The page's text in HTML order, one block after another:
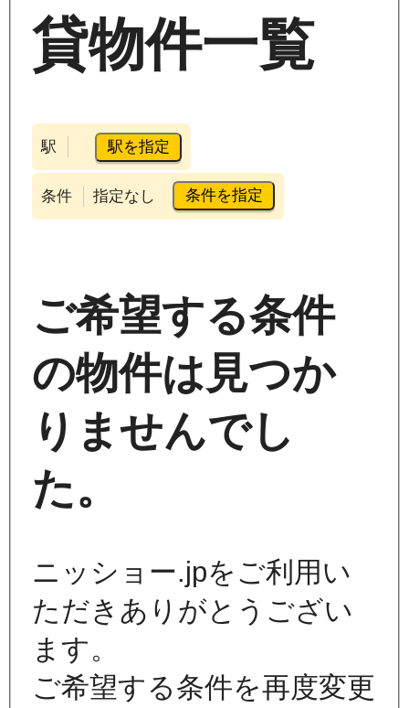
貸物件一覧
駅 駅を指定
条件 指定なし 条件を指定
ご希望する条件
の物件は見つか
りませんでし
た。
ニッショー.jpをご利用い
ただきありがとうござい
ます。
ご希望する条件を再度変更